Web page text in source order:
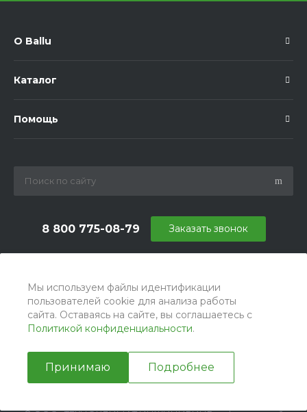
Мы используем файлы идентификации
пользователей cookie для анализа работы
сайта. Оставаясь на сайте, вы соглашаетесь с
Политикой конфиденциальности.
Принимаю Подробнее
О Ballu
Каталог
Помощь
8 800 775-08-79
г. Москва, БЦ Вятский, ул. Вятская д.70, офис 715
Заказать звонок